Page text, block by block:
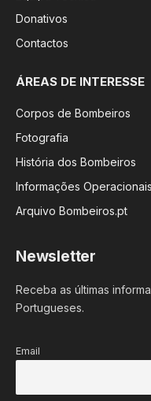
Donativos
Contactos
ÁREAS DE INTERESSE
Corpos de Bombeiros
Fotografia
História dos Bombeiros
Informações Operacionais
Arquivo Bombeiros.pt
Newsletter
Receba as últimas
Portugueses.
Email